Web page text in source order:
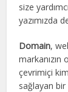
size
yazımızda
Domain,
çevrimiçi
sağlayan bir